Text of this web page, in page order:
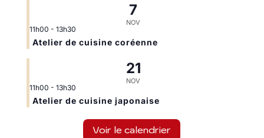
7
NOV
11h00 - 13h30
Atelier de cuisine coréenne
21
NOV
11h00 - 13h30
Atelier de cuisine japonaise
Voir le calendrier